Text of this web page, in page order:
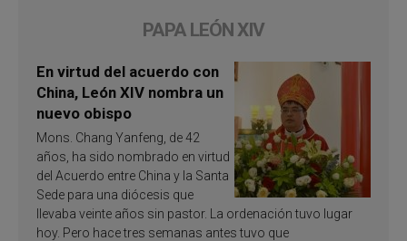
PAPA LEÓN XIV
En virtud del acuerdo con
China, León XIV nombra un
nuevo obispo
Mons. Chang Yanfeng, de 42
años, ha sido nombrado en virtud
del Acuerdo entre China y la Santa
Sede para una diócesis que
llevaba veinte años sin pastor. La ordenación tuvo lugar
hoy. Pero hace tres semanas antes tuvo que